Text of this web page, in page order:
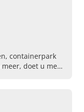
containerpark
doet u met: